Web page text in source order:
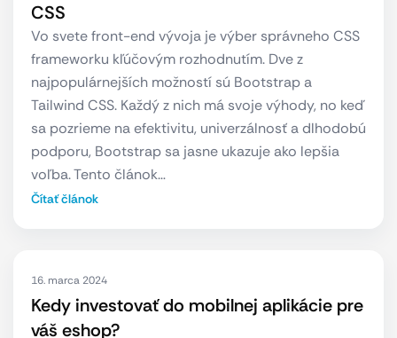
CSS
Vo svete front-end vývoja je výber správneho CSS
frameworku kľúčovým rozhodnutím. Dve z
najpopulárnejších možností sú Bootstrap a
Tailwind CSS. Každý z nich má svoje výhody, no keď
sa pozrieme na efektivitu, univerzálnosť a dlhodobú
podporu, Bootstrap sa jasne ukazuje ako lepšia
voľba. Tento článok…
Čítať článok
16. marca 2024
Kedy investovať do mobilnej aplikácie pre
váš eshop?